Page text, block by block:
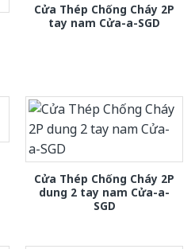
Cửa Thép Chống Cháy 2P
tay nam Cửa-a-SGD
Cửa Thép Chống Cháy 2P
dung 2 tay nam Cửa-a-
SGD